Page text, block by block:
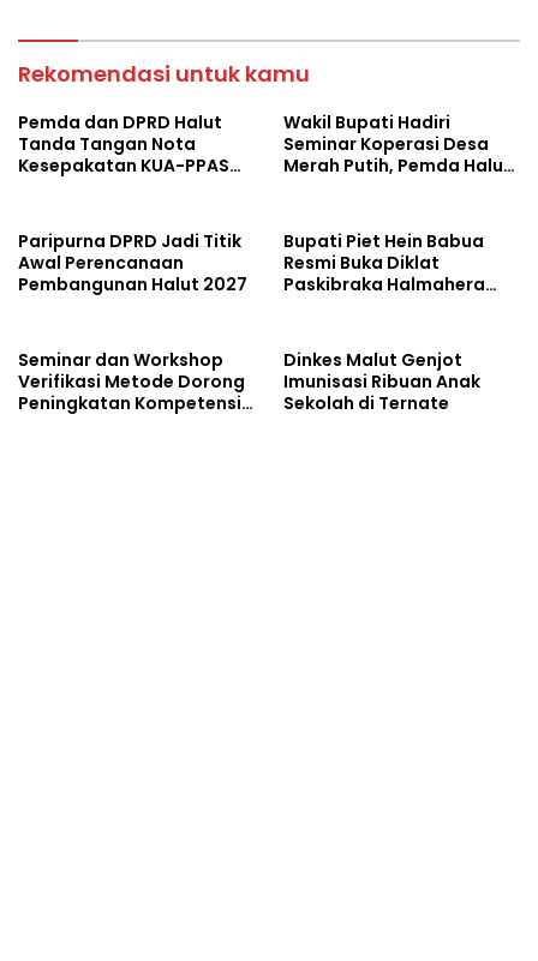
Rekomendasi untuk kamu
Pemda dan DPRD Halut
Tanda Tangan Nota
Kesepakatan KUA-PPAS
Wakil Bupati Hadiri
Seminar Koperasi Desa
Merah Putih, Pemda Halut
Paripurna DPRD Jadi Titik
Awal Perencanaan
Pembangunan Halut 2027
Bupati Piet Hein Babua
Resmi Buka Diklat
Paskibraka Halmahera
Seminar dan Workshop
Verifikasi Metode Dorong
Peningkatan Kompetensi
Dinkes Malut Genjot
Imunisasi Ribuan Anak
Sekolah di Ternate